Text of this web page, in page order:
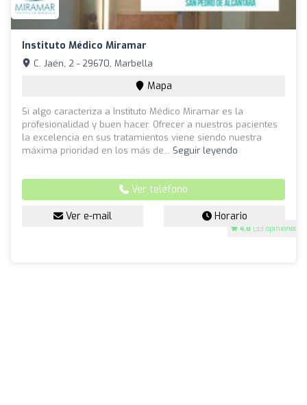
Instituto Médico Miramar
4.8 (33 opiniones)
C. Jaén, 2 - 29670, Marbella
Mapa
Si algo caracteriza a Instituto Médico Miramar es la
profesionalidad y buen hacer. Ofrecer a nuestros pacientes
la excelencia en sus tratamientos viene siendo nuestra
máxima prioridad en los más de... Seguir leyendo
Ver teléfono
Ver e-mail Horario